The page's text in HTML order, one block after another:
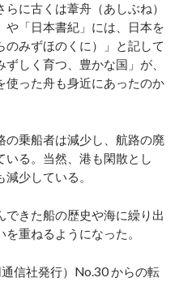
に古くは葦舟（あしぶね）
や「日本書紀」には、日本を
のみずほのくに）」と記して
しく育つ、豊かな国」が、
使った舟も身近にあったのか
乗船者は減少し、航路の廃
いる。当然、港も閑散とし
少している。
きた船の歴史や海に繰り出
重ねるようになった。
信社発行）No.30 からの転